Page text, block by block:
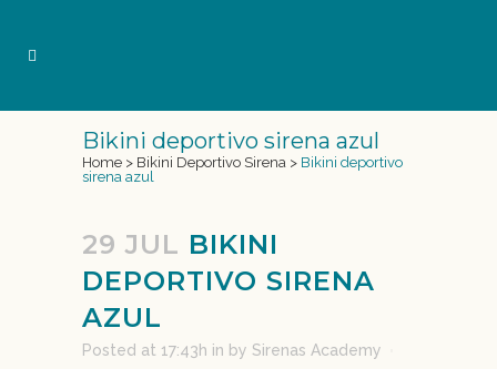
Bikini deportivo sirena azul
Home > Bikini Deportivo Sirena > Bikini deportivo
sirena azul
29 JUL BIKINI
DEPORTIVO SIRENA
AZUL
Posted at 17:43h in by Sirenas Academy